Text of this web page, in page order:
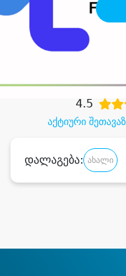
შეიძინე
აქტიური
4.5
დალაგება: ახალი